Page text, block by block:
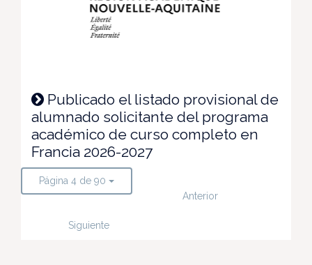
Publicado el listado provisional de
alumnado solicitante del programa
académico de curso completo en
Francia 2026-2027
Página 4 de 90
Anterior
Siguiente